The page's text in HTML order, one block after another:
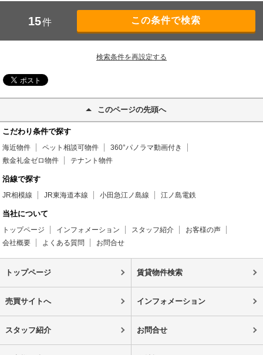
15件
検索条件を再設定する
このページの先頭へ
こだわり条件で探す
海近物件 ペット相談可物件
360°パノラマ動画付き
敷金礼金ゼロ物件
テナント物件
沿線で探す
JR相模線 JR東海道本線 小田急江ノ島線 江ノ島電鉄
当社について
トップページ インフォメーション スタッフ紹介
お客様の声
会社概要
よくある質問 お問合せ
トップページ 賃貸物件検索
売買サイトへ インフォメーション
スタッフ紹介 お問合せ